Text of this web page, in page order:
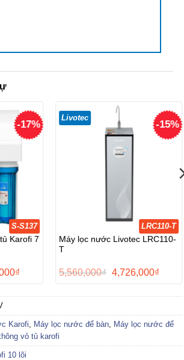
-17%
S-S137
Karofi 7
₫
là:
-15%
Livotec
LRC110-T
Máy lọc nước Livotec LRC110-
T
5,560,000₫ Giá
5,560,000₫.
4,726,000₫Giá
là:
Karofi Máy lọc nước để bàn,
Máy lọc nước để
vỏ tủ karofi
10 lõi